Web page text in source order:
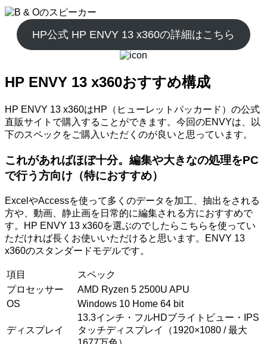
HP公式 HP ENVY 13 x360の詳細はこちら
HP ENVY 13 x360おすすめ構成
HP ENVY 13 x360はHP（ヒューレットパッカード）の公式
直販サイトで購入することができます。今回のENVYは、以
下のスペックをご購入いただくのが良いと思っています。
これがあればほぼ十分。編集や大きなの処理をPC
で行う方向け（特におすすめ）
ExcelやAccessを使って多くのデータを加工、抽出をされる
方や、動画、静止画を日常的に編集される方におすすめで
す。HP ENVY 13 x360を選ぶのでしたらこちらを使ってい
ただければ長くお使いいただけると思います。ENVY 13
x360のスタンダードモデルです。
項目
スペック
プロセッサー
AMD Ryzen 5 2500U APU
OS
Windows 10 Home 64 bit
ディスプレイ
13.3インチ・フルHDブライトビュー・IPS
タッチディスプレイ（1920×1080 / 最大